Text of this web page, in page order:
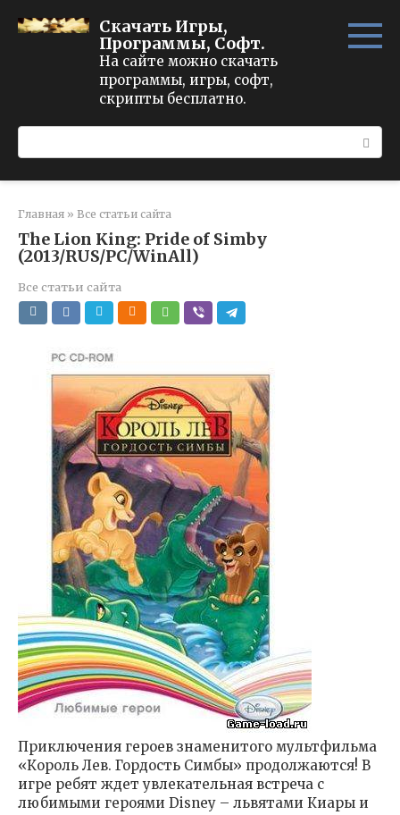
Скачать Игры,
Программы, Софт.
На сайте можно скачать
программы, игры, софт,
скрипты бесплатно.
Главная » Все статьи сайта
The Lion King: Pride of Simby
(2013/RUS/PC/WinAll)
Все статьи сайта
Приключения героев знаменитого мультфильма
«Король Лев. Гордость Симбы» продолжаются! В
игре ребят ждет увлекательная встреча с
любимыми героями Disney – львятами Киары и